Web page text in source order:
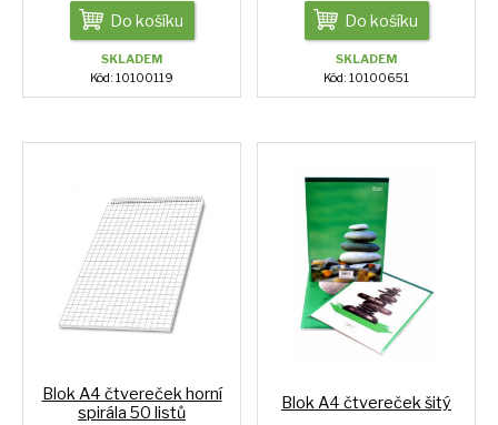
Do košíku
SKLADEM
Kód: 10100119
Do košíku
SKLADEM
Kód: 10100651
Blok A4 čtvereček horní
spirála 50 listů
Blok A4 čtvereček šitý